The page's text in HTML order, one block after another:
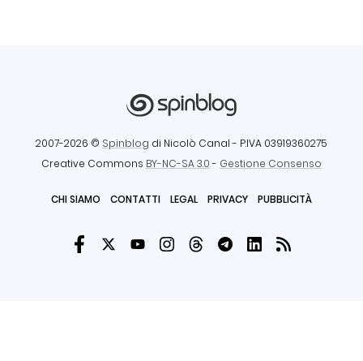
2007-2026 © Spinblog di Nicolò Canal - P.IVA 03919360275
Creative Commons BY-NC-SA 3.0- Gestione Consenso
CHI SIAMO CONTATTI LEGAL PRIVACY PUBBLICITÀ